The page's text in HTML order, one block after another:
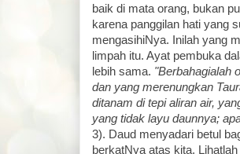
baik di mata orang, bukan
karena panggilan hati yang
mengasihiNya. Inilah yang
limpah itu. Ayat pembuka
lebih sama. "Berbahagialah
dan yang merenungkan
ditanam di tepi aliran air,
yang tidak layu daunnya;
3). Daud menyadari betul
berkatNya atas kita.